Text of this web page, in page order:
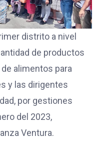
distrito a nivel
de productos
alimentos para
y las dirigentes
por gestiones
del 2023,
Ventura.